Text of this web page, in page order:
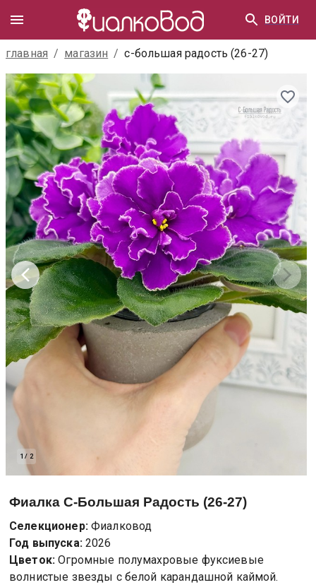
ВОЙТИ
главная / магазин / с-большая радость (26-27)
1 / 2
Фиалка С-Большая Радость (26-27)
Селекционер: Фиалковод
Год выпуска: 2026
Цветок: Огромные полумахровые фуксиевые
волнистые звезды с белой карандашной каймой.